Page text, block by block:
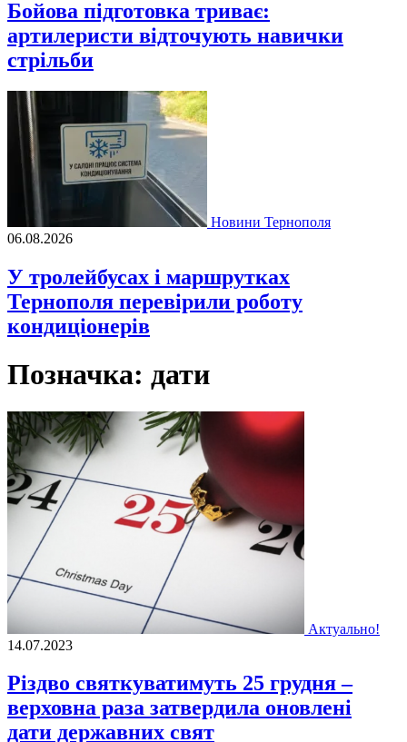
Бойова підготовка триває:
артилеристи відточують навички
стрільби
Новини Тернополя
06.08.2026
У тролейбусах і маршрутках
Тернополя перевірили роботу
кондиціонерів
Позначка: дати
Актуально!
14.07.2023
Різдво святкуватимуть 25 грудня –
верховна раза затвердила оновлені
дати державних свят